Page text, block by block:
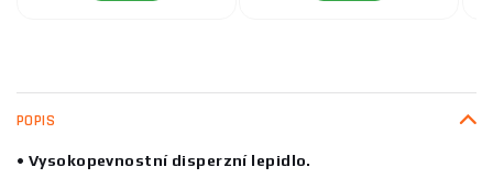
POPIS
• Vysokopevnostní disperzní lepidlo.